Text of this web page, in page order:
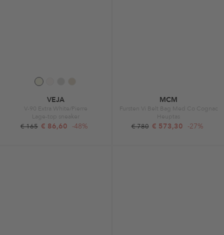
VEJA
V-90 Extra White/Pierre
Lage-top sneaker
€ 165 € 86,60 -48%
MCM
Fursten Vi Belt Bag Med Co Cognac
Heuptas
€ 780 € 573,30 -27%